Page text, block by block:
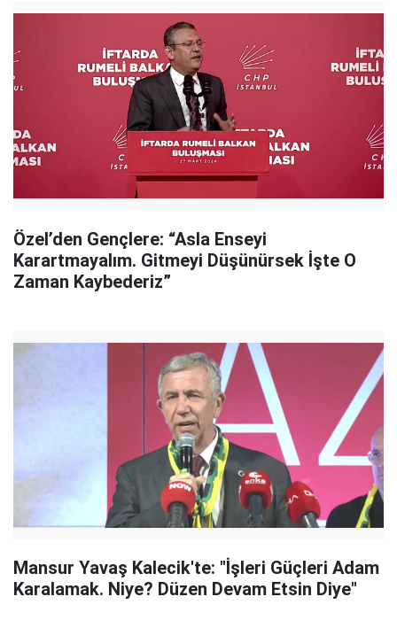
Özel’den Gençlere: “Asla Enseyi
Karartmayalım. Gitmeyi Düşünürsek İşte O
Zaman Kaybederiz”
Mansur Yavaş Kalecik'te: "İşleri Güçleri Adam
Karalamak. Niye? Düzen Devam Etsin Diye"